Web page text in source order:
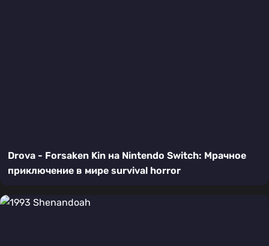
Drova - Forsaken Kin на Nintendo Switch: Мрачное
приключение в мире survival horror